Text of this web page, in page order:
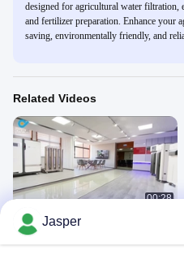
designed for agricultural water
and fertilizer preparation. Enhance your
saving, environmentally friendly, and
Related Videos
00:28
นําเสนอ บริษัท ซีชวน เพียร์ ซายนส์
แอนด์ เทคโนโลยี จํากัด
Jasper